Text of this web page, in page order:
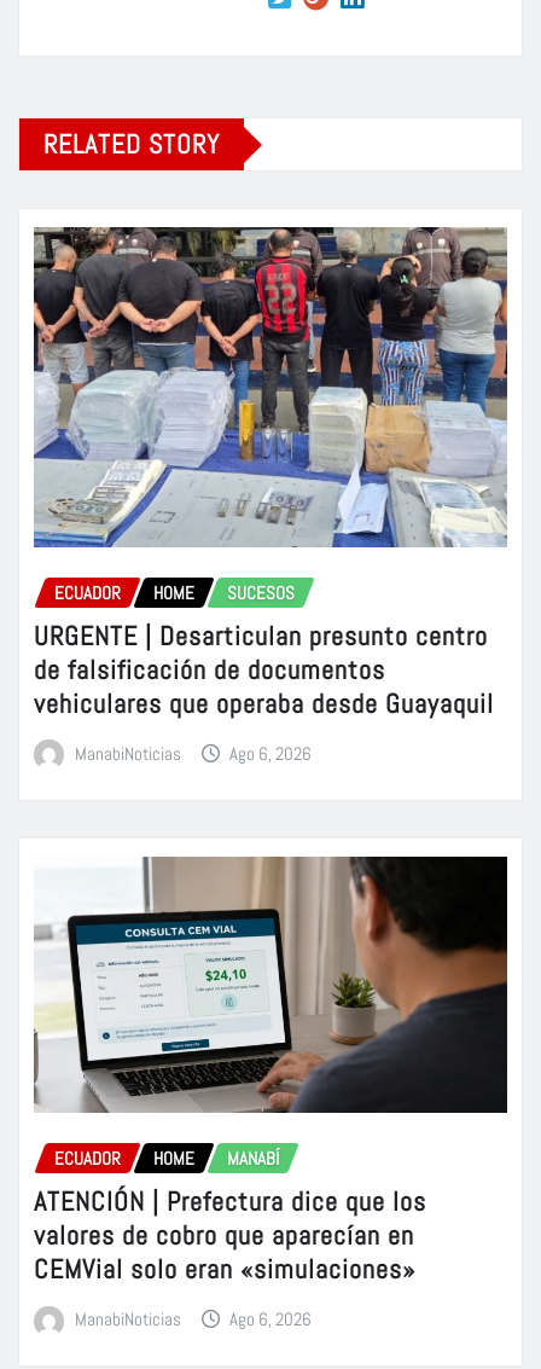
RELATED STORY
ECUADOR HOME SUCESOS
URGENTE | Desarticulan presunto centro
de falsificación de documentos
vehiculares que operaba desde Guayaquil
ManabiNoticias Ago 6, 2026
ECUADOR HOME MANABÍ
ATENCIÓN | Prefectura dice que los
valores de cobro que aparecían en
CEMVial solo eran «simulaciones»
ManabiNoticias Ago 6, 2026